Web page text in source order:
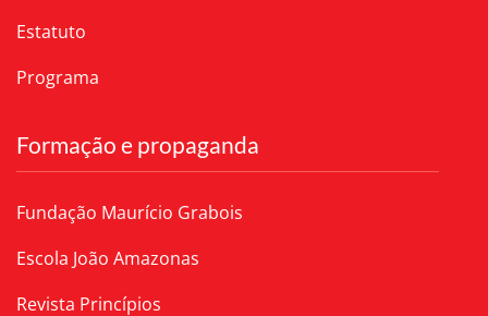
Estatuto
Programa
Formação e propaganda
Fundação Maurício Grabois
Escola João Amazonas
Revista Princípios